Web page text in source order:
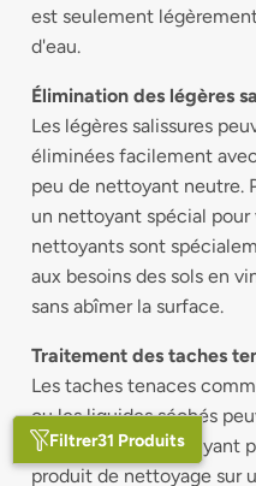
est seulement
d'eau.
Élimination des légères
Les légères salissures
éliminées facilement
peu de nettoyant neutre.
un nettoyant spécial
nettoyants sont
aux besoins des sols en
sans abîmer la surface.
Traitement des taches
Les taches tenaces
ou les liquides séchés
vinaigre ou du nettoyant
produit de nettoyage sur
Filtrer31 Produits